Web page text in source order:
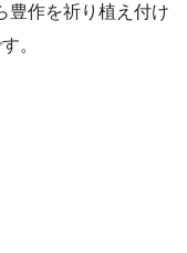
豊作を祈り植え付け
。